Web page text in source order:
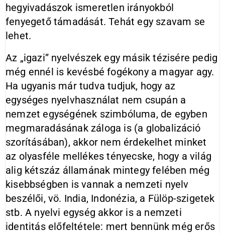
hegyivadászok ismeretlen irányokból
fenyegető támadását. Tehát egy szavam se
lehet.
Az „igazi” nyelvészek egy másik tézisére pedig
még ennél is kevésbé fogékony a magyar agy.
Ha ugyanis már tudva tudjuk, hogy az
egységes nyelvhasználat nem csupán a
nemzet egységének szimbóluma, de egyben
megmaradásának záloga is (a globalizáció
szorításában), akkor nem érdekelhet minket
az olyasféle mellékes tényecske, hogy a világ
alig kétszáz államának mintegy felében még
kisebbségben is vannak a nemzeti nyelv
beszélői, vö. India, Indonézia, a Fülöp-szigetek
stb. A nyelvi egység akkor is a nemzeti
identitás előfeltétele: mert bennünk még erős